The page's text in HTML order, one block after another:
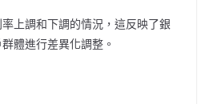
上調和下調的情況，這反映了銀
體進行差異化調整。